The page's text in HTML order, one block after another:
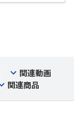
関連動画
関連商品